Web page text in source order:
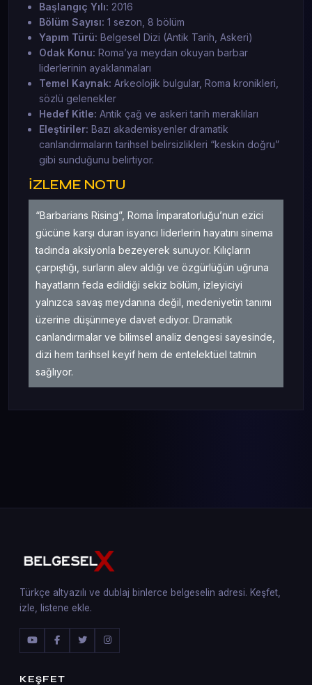
Başlangıç Yılı: 2016
Bölüm Sayısı: 1 sezon, 8 bölüm
Yapım Türü: Belgesel Dizi (Antik Tarih, Askeri)
Odak Konu: Roma’ya meydan okuyan barbar
liderlerinin ayaklanmaları
Temel Kaynak: Arkeolojik bulgular, Roma kronikleri,
sözlü gelenekler
Hedef Kitle: Antik çağ ve askeri tarih meraklıları
Eleştiriler: Bazı akademisyenler dramatik
canlandırmaların tarihsel belirsizlikleri “keskin doğru”
gibi sunduğunu belirtiyor.
İZLEME NOTU
“Barbarians Rising”, Roma İmparatorluğu’nun ezici
gücüne karşı duran isyancı liderlerin hayatını sinema
tadında aksiyonla bezeyerek sunuyor. Kılıçların
çarpıştığı, surların alev aldığı ve özgürlüğün uğruna
hayatların feda edildiği sekiz bölüm, izleyiciyi
yalnızca savaş meydanına değil, medeniyetin tanımı
üzerine düşünmeye davet ediyor. Dramatik
canlandırmalar ve bilimsel analiz dengesi sayesinde,
dizi hem tarihsel keyif hem de entelektüel tatmin
sağlıyor.
Türkçe altyazılı ve dublaj binlerce belgeselin adresi. Keşfet,
izle, listene ekle.
KEŞFET